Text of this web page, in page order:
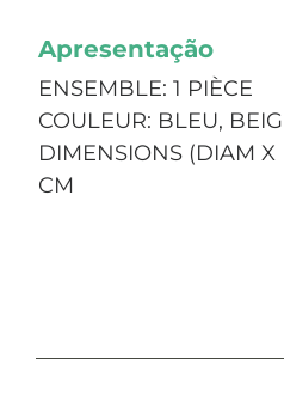
Apresentação
ENSEMBLE: 1 PIÈCE
COULEUR: BLEU,
DIMENSIONS (DIAM X
CM